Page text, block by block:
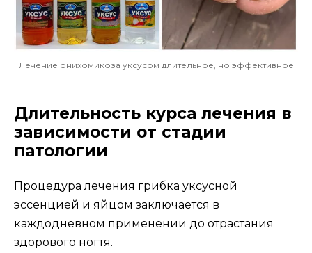
Лечение онихомикоза уксусом длительное, но эффективное
Длительность курса лечения в
зависимости от стадии
патологии
Процедура лечения грибка уксусной
эссенцией и яйцом заключается в
каждодневном применении до отрастания
здорового ногтя.